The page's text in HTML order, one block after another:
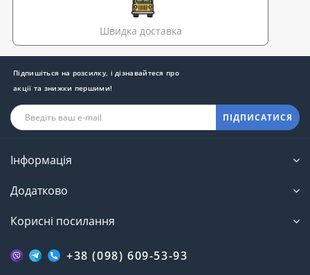
Швидка доставка
Підпишіться на розсилку, і дізнавайтеся про
акції та знижки першими!
ПІДПИСАТИСЯ
Інформація
Додатково
Корисні посилання
+38 (098) 609-53-93